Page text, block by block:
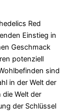
Red
Einstieg in
Geschmack
potenziell
sind
in der Welt der
die Welt der
der Schlüssel